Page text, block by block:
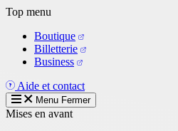
Aller
contenu
principal
Top menu
Boutique
Billetterie
Business
Aide et contact
Menu Fermer
Mises en avant